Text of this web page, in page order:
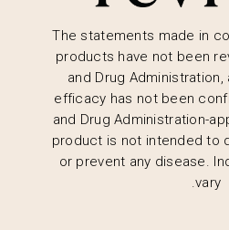
The statements made in
products have not been
and Drug Administration,
efficacy has not been
and Drug Administration-
product is not intended to
or prevent any disease.
vary.